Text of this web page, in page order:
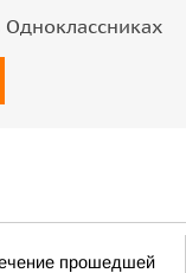
прошедшей